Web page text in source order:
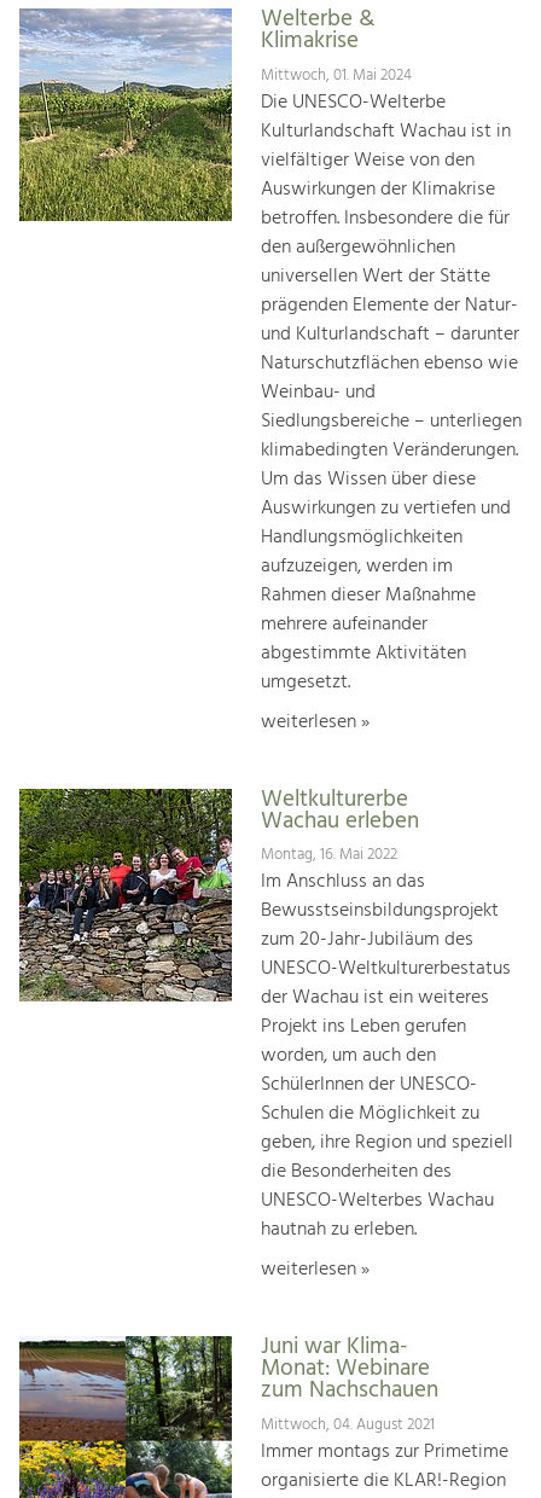
Welterbe &
Klimakrise
Mittwoch, 01. Mai 2024
Die UNESCO-Welterbe
Kulturlandschaft Wachau ist in
vielfältiger Weise von den
Auswirkungen der Klimakrise
betroffen. Insbesondere die für
den außergewöhnlichen
universellen Wert der Stätte
prägenden Elemente der Natur-
und Kulturlandschaft – darunter
Naturschutzflächen ebenso wie
Weinbau- und
Siedlungsbereiche – unterliegen
klimabedingten Veränderungen.
Um das Wissen über diese
Auswirkungen zu vertiefen und
Handlungsmöglichkeiten
aufzuzeigen, werden im
Rahmen dieser Maßnahme
mehrere aufeinander
abgestimmte Aktivitäten
umgesetzt.
weiterlesen »
Weltkulturerbe
Wachau erleben
Montag, 16. Mai 2022
Im Anschluss an das
Bewusstseinsbildungsprojekt
zum 20-Jahr-Jubiläum des
UNESCO-Weltkulturerbestatus
der Wachau ist ein weiteres
Projekt ins Leben gerufen
worden, um auch den
SchülerInnen der UNESCO-
Schulen die Möglichkeit zu
geben, ihre Region und speziell
die Besonderheiten des
UNESCO-Welterbes Wachau
hautnah zu erleben.
weiterlesen »
Juni war Klima-
Monat: Webinare
zum Nachschauen
Mittwoch, 04. August 2021
Immer montags zur Primetime
organisierte die KLAR!-Region